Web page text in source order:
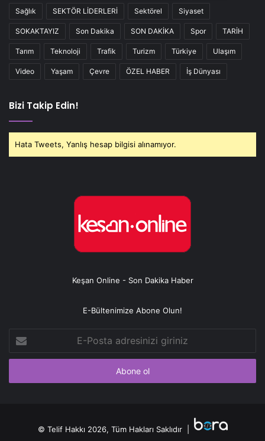
Sağlık SEKTÖR LİDERLERİ Sektörel Siyaset
SOKAKTAYIZ Son Dakika SON DAKİKA Spor TARİH
Tarım Teknoloji Trafik Turizm Türkiye Ulaşım
Video Yaşam Çevre ÖZEL HABER İş Dünyası
Bizi Takip Edin!
Hata Tweets, Yanlış hesap bilgisi alınamıyor.
Keşan Online - Son Dakika Haber
E-Bültenimize Abone Olun!
Posta
adresinizi
© Telif Hakkı 2026, Tüm Hakları Saklıdır |